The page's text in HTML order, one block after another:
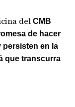
delCMB
de hacer
persisten en la
que transcurra